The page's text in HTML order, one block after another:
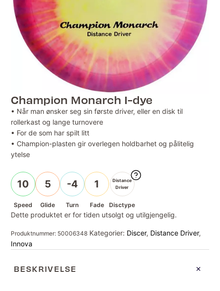
Champion Monarch I-dye
• Når man ønsker seg sin første driver, eller en disk til
rollerkast og lange turnovere
• For de som har spilt litt
• Champion-plasten gir overlegen holdbarhet og pålitelig
ytelse
10
Speed
5
Glide
-4
Turn
1
Fade
Distance
Driver
Disctype
Dette produktet er for tiden utsolgt og utilgjengelig.
Produktnummer: 50006348 Kategorier: Discer, Distance Driver,
Innova
BESKRIVELSE